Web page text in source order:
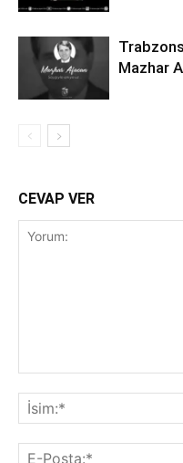
Mazhar
CEVAP VER